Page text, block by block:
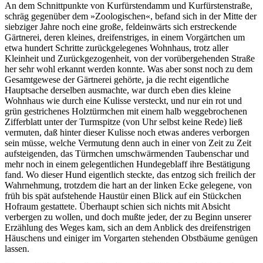
An dem Schnittpunkte von Kurfürstendamm und Kur­fürstenstraße,
schräg gegenüber dem »Zoologischen«, befand sich in der Mitte der
siebziger Jahre noch eine große, feldeinwärts sich erstreckende
Gärtnerei, deren kleines, dreifenstriges, in einem Vorgärtchen um
etwa hundert Schritte zurückgelegenes Wohn­haus, trotz aller
Kleinheit und Zurückgezogenheit, von der vorübergehenden Straße
her sehr wohl erkannt werden konnte. Was aber sonst noch zu dem
Gesamtgewese der Gärtnerei gehörte, ja die recht eigentliche
Hauptsache derselben ausmachte, war durch eben dies kleine
Wohnhaus wie durch eine Kulisse versteckt, und nur ein rot und
grün gestrichenes Holztürmchen mit einem halb weggebrochenen
Zifferblatt unter der Turmspitze (von Uhr selbst keine Rede) ließ
vermuten, daß hinter dieser Kulisse noch etwas anderes verborgen
sein müsse, welche Vermutung denn auch in einer von Zeit zu Zeit
aufsteigenden, das Türm­chen umschwärmenden Taubenschar und
mehr noch in einem gelegentlichen Hundegeblaff ihre Bestätigung
fand. Wo dieser Hund eigentlich steckte, das entzog sich freilich der
Wahrnehmung, trotzdem die hart an der linken Ecke gelegene, von
früh bis spät aufstehende Haustür einen Blick auf ein Stückchen
Hofraum gestattete. Überhaupt schien sich nichts mit Absicht
verbergen zu wollen, und doch mußte jeder, der zu Beginn unserer
Erzählung des Weges kam, sich an dem Anblick des dreifenstrigen
Häuschens und einiger im Vorgarten stehenden Obstbäume genügen
lassen.